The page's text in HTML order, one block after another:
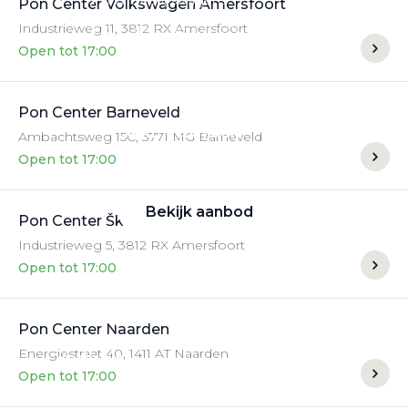
Alle elektrische auto's
Elektrisch rijden
Bekijk aanbod
Elektrisch rijden
Verhuur
Pon Center Volkswagen Amersfoort
Industrieweg 11, 3812 RX Amersfoort
Open tot 17:00
Pon Center Barneveld
Ambachtsweg 15C, 3771 MG Barneveld
Open tot 17:00
Pon Center Škoda Amersfoort
Industrieweg 5, 3812 RX Amersfoort
Open tot 17:00
Pon Center Naarden
Energiestraat 40,1411 AT Naarden
Open tot 17:00